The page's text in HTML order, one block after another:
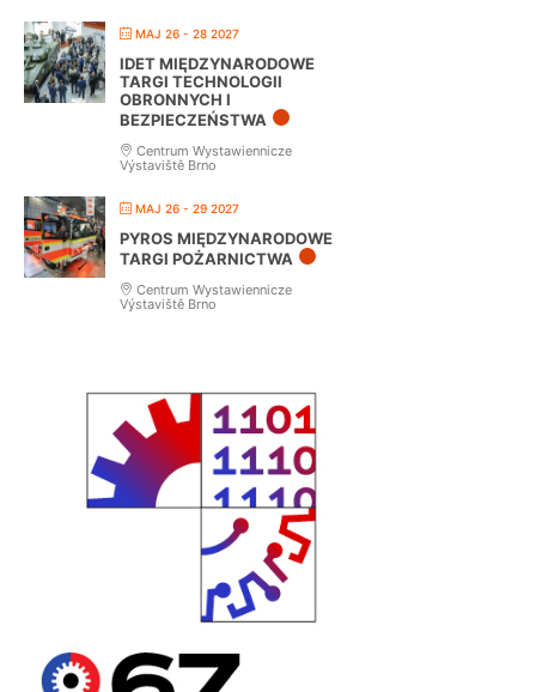
MAJ 26 - 28 2027
IDET MIĘDZYNARODOWE
TARGI TECHNOLOGII
OBRONNYCH I
BEZPIECZEŃSTWA
Centrum Wystawiennicze
Výstaviště Brno
MAJ 26 - 29 2027
PYROS MIĘDZYNARODOWE
TARGI POŻARNICTWA
Centrum Wystawiennicze
Výstaviště Brno